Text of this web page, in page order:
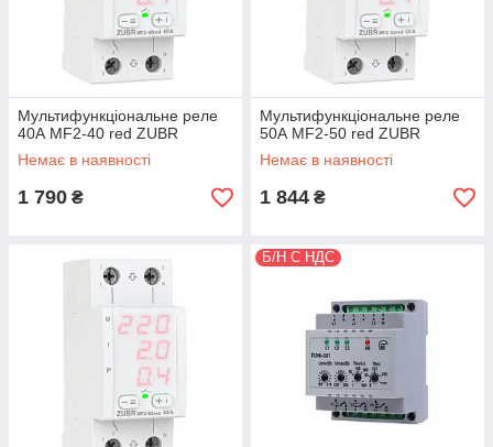
Мультифункціональне реле
40А MF2-40 red ZUBR
Немає в наявності
1 790 ₴
Мультифункціональне реле
50А MF2-50 red ZUBR
Немає в наявності
1 844 ₴
Б/Н С НДС